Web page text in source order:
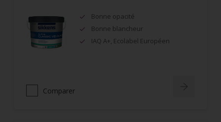
Bonne opacité
Bonne blancheur
IAQ A+, Ecolabel Européen
Comparer